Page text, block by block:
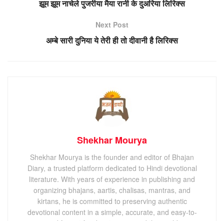
झूम झूम नाचेले पुजरीया मैया रानी के दुअरिया लिरिक्स
Next Post
अम्बे सारी दुनिया ये तेरी ही तो दीवानी है लिरिक्स
Shekhar Mourya
Shekhar Mourya is the founder and editor of Bhajan
Diary, a trusted platform dedicated to Hindi devotional
literature. With years of experience in publishing and
organizing bhajans, aartis, chalisas, mantras, and
kirtans, he is committed to preserving authentic
devotional content in a simple, accurate, and easy-to-